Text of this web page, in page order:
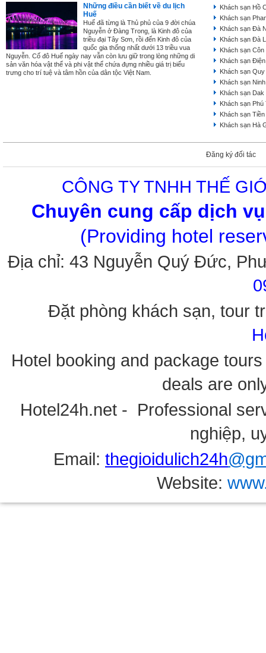
Những điều cần biết về du lịch
Huế
Huế đã từng là Thủ phủ của 9 đời chúa
Nguyễn ở Đàng Trong, là Kinh đô của
triều đại Tây Sơn, rồi đến Kinh đô của
quốc gia thống nhất dưới 13 triều vua
Nguyễn. Cố đô Huế ngày nay vẫn còn lưu giữ trong lòng những di
sản văn hóa vật thể và phi vật thể chứa đựng nhiều giá trị biểu
trưng cho trí tuệ và tâm hồn của dân tộc Việt Nam.
Khách sạn Hồ
Khách sạn
Khách sạn Đà
Khách sạn Đà
Khách sạn
Khách sạn
Khách sạn
Khách sạn
Khách sạn Dak
Khách sạn Phú
Khách sạn
Khách sạn Hà
Đăng ký đối tác
CÔNG TY TNHH THẾ
Chuyên cung cấp dịch
(Providing hotel
Địa chỉ: 43 Nguyễn Quý Đức,
Đặt phòng khách sạn, tour
Hotel booking and package
deals are
Hotel24h.net - Professional
nghiệp,
Email: thegioidulich24h
Website: